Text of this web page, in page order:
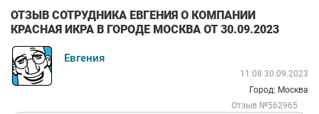
ОТЗЫВ СОТРУДНИКА ЕВГЕНИЯ О КОМПАНИИ
КРАСНАЯ ИКРА В ГОРОДЕ МОСКВА ОТ 30.09.2023
Евгения
11:08 30.09.2023
Город: Москва
Отзыв №562965